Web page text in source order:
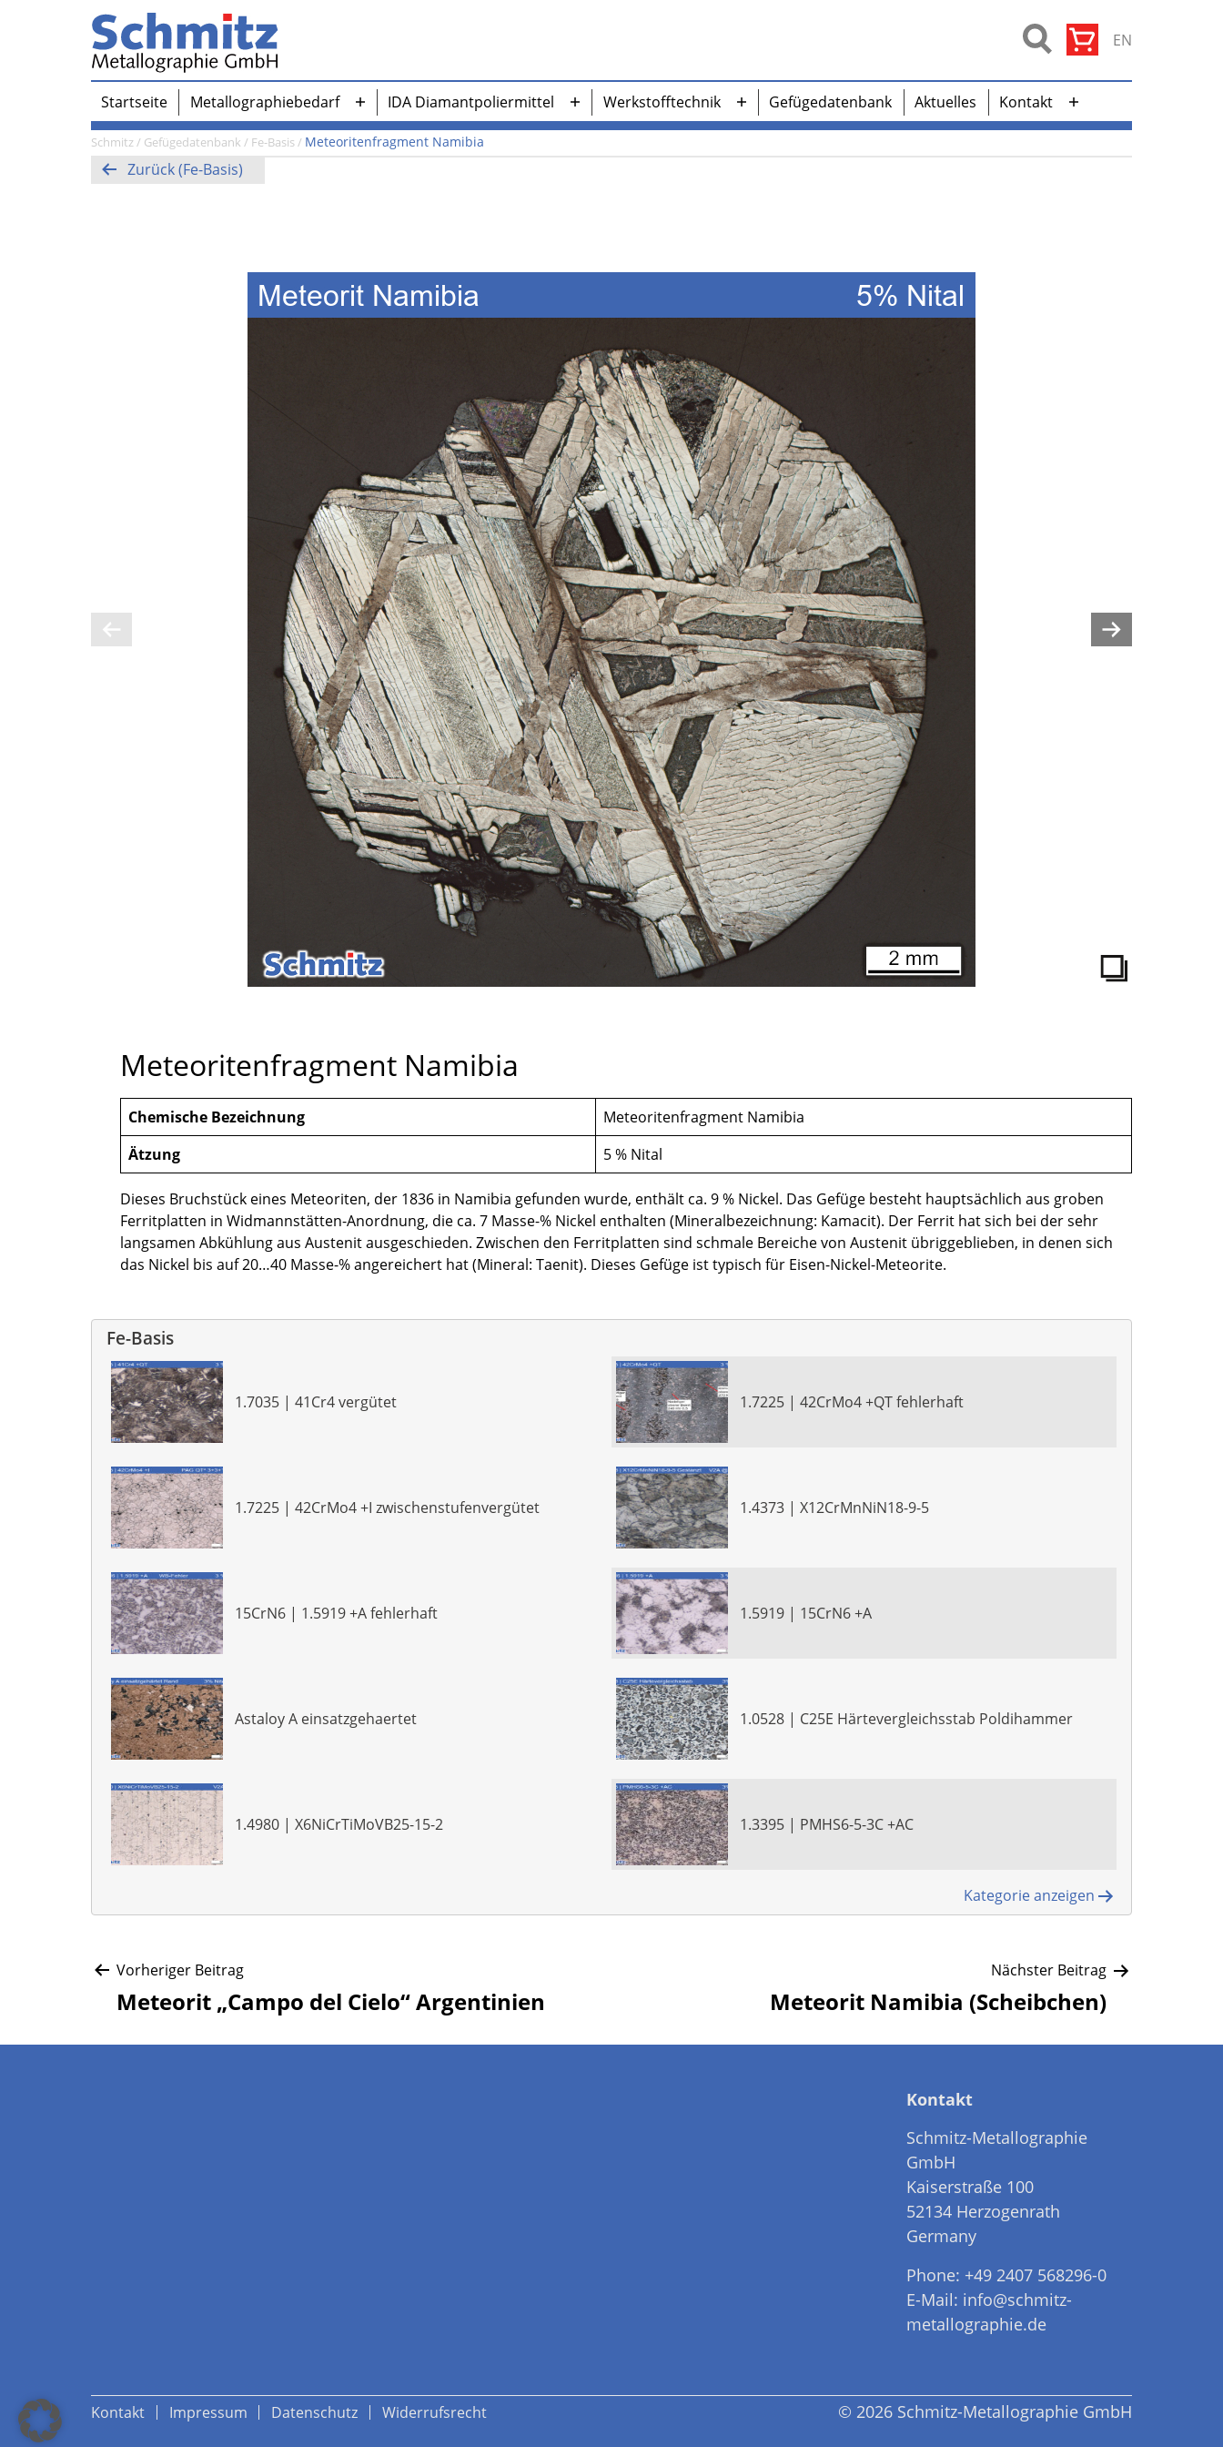
Metallographie
GmbH
EN
Startseite Metallographiebedarf
Menü
öffnen
IDA Diamantpoliermittel
Menü
öffnen
Werkstofftechnik
Menü
öffnen
Gefügedatenbank Aktuelles Kontakt
Menü
öffnen
Schmitz / Gefügedatenbank / Fe-Basis/ Meteoritenfragment Namibia
Zurück (Fe-Basis)
Meteoritenfragment Namibia
Chemische Bezeichnung
Meteoritenfragment Namibia
Ätzung
5 % Nital
Dieses Bruchstück eines Meteoriten, der 1836 in Namibia gefunden wurde, enthält ca. 9 % Nickel. Das Gefüge besteht hauptsächlich aus groben
Ferritplatten in Widmannstätten-Anordnung, die ca. 7 Masse-% Nickel enthalten (Mineralbezeichnung: Kamacit). Der Ferrit hat sich bei der sehr
langsamen Abkühlung aus Austenit ausgeschieden. Zwischen den Ferritplatten sind schmale Bereiche von Austenit übriggeblieben, in denen sich
das Nickel bis auf 20…40 Masse-% angereichert hat (Mineral: Taenit). Dieses Gefüge ist typisch für Eisen-Nickel-Meteorite.
Fe-Basis
1.7035 | 41Cr4 vergütet 1.7225 | 42CrMo4 +QT fehlerhaft
1.7225 | 42CrMo4 +I zwischenstufenvergütet 1.4373 | X12CrMnNiN18-9-5
15CrN6 | 1.5919 +A fehlerhaft 1.5919 | 15CrN6 +A
Astaloy A einsatzgehaertet 1.0528 | C25E Härtevergleichsstab Poldihammer
1.4980 | X6NiCrTiMoVB25-15-2 1.3395 | PMHS6-5-3C +AC
Kategorie anzeigen
Beitragsnavigation
Vorheriger Beitrag
Meteorit „Campo del Cielo“ Argentinien
Nächster Beitrag
Meteorit Namibia (Scheibchen)
Kontakt
Schmitz-Metallographie
GmbH
Kaiserstraße 100
52134 Herzogenrath
Germany
Phone: +49 2407 568296-0
E-Mail: info@schmitz-
metallographie.de
Kontakt Impressum Datenschutz Widerrufsrecht © 2026 Schmitz-Metallographie GmbH